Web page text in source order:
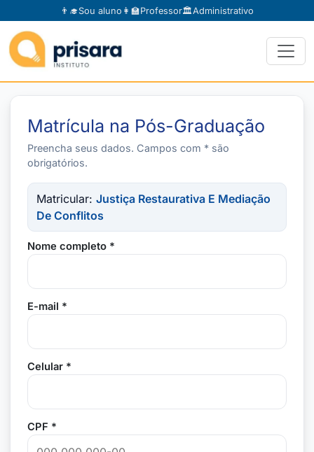
👨‍🎓Sou aluno 👩‍🏫Professor🏛️Administrativo
Matrícula na Pós-Graduação
Preencha seus dados. Campos com * são
obrigatórios.
Matricular: Justiça Restaurativa E Mediação
De Conflitos
Nome completo *
E-mail *
Celular *
CPF *